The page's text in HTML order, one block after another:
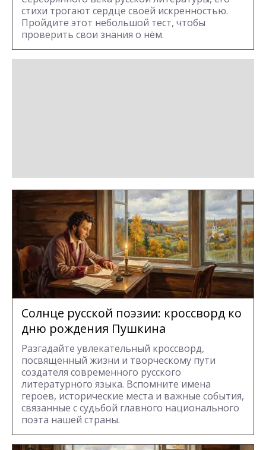
стихи трогают сердце своей искренностью.
Пройдите этот небольшой тест, чтобы
проверить свои знания о нём.
Солнце русской поэзии: кроссворд ко
дню рождения Пушкина
Разгадайте увлекательный кроссворд,
посвященный жизни и творческому пути
создателя современного русского
литературного языка. Вспомните имена
героев, исторические места и важные события,
связанные с судьбой главного национального
поэта нашей страны.